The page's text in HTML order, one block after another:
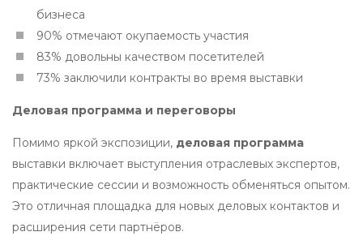
бизнеса
90% отмечают окупаемость участия
83% довольны качеством посетителей
73% заключили контракты во время выставки
Деловая программа и переговоры
Помимо яркой экспозиции, деловая программа
выставки включает выступления отраслевых экспертов,
практические сессии и возможность обменяться опытом.
Это отличная площадка для новых деловых контактов и
расширения сети партнёров.